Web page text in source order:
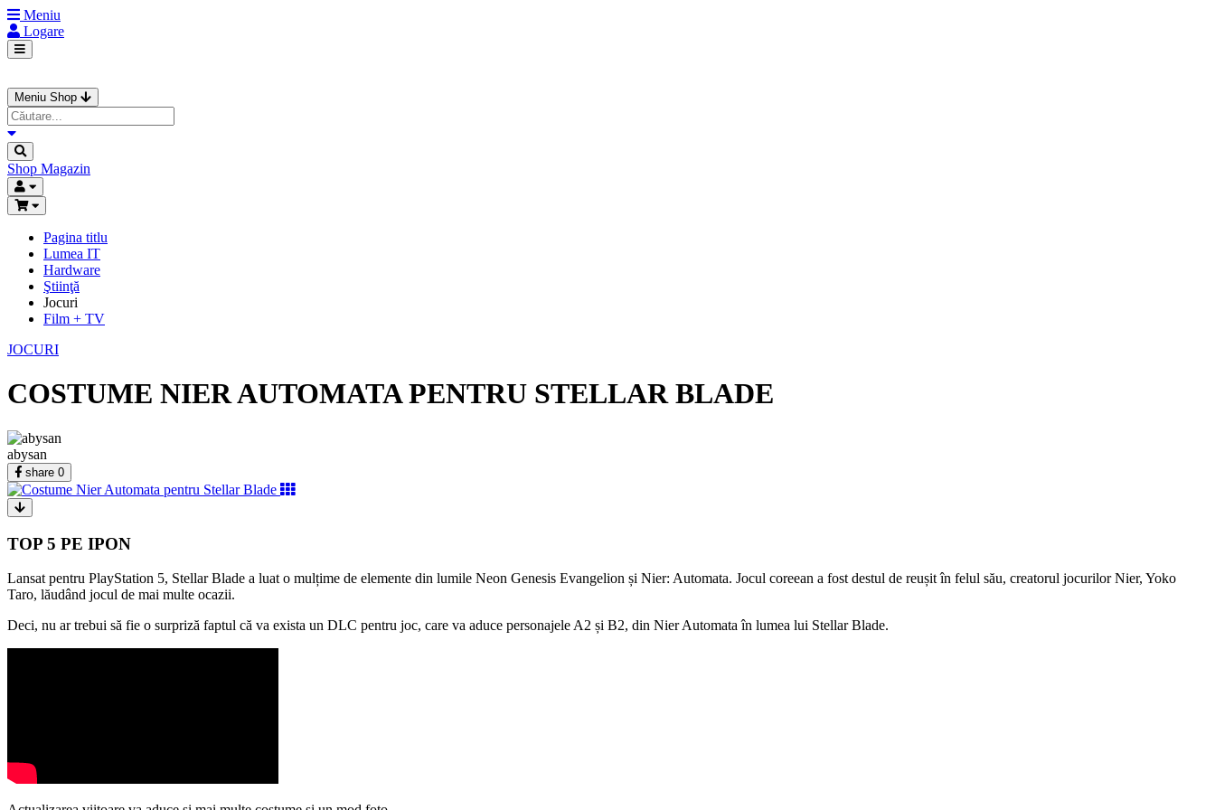
Meniu
Logare
Meniu Shop
Shop Magazin
Pagina titlu
Lumea IT
Hardware
Ştiinţă
Jocuri
Film + TV
JOCURI
COSTUME NIER AUTOMATA PENTRU STELLAR BLADE
abysan
share 0
TOP 5 PE IPON
Lansat pentru PlayStation 5, Stellar Blade a luat o mulțime de elemente din lumile Neon Genesis Evangelion și Nier: Automata. Jocul coreean a fost destul de reușit în felul său, creatorul jocurilor Nier, Yoko
Taro, lăudând jocul de mai multe ocazii.
Deci, nu ar trebui să fie o surpriză faptul că va exista un DLC pentru joc, care va aduce personajele A2 și B2, din Nier Automata în lumea lui Stellar Blade.